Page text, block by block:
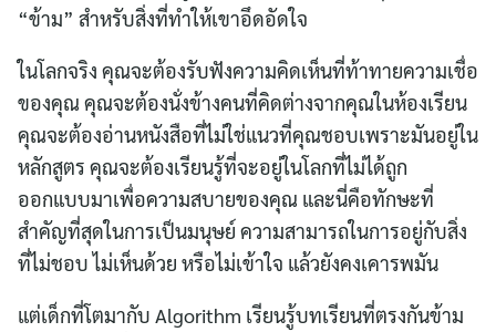
“ข้าม” สำหรับสิ่งที่ทำให้เขาอึดอัดใจ
ในโลกจริง คุณจะต้องรับฟังความคิดเห็นที่ท้าทายความเชื่อ
ของคุณ คุณจะต้องนั่งข้างคนที่คิดต่างจากคุณในห้องเรียน
คุณจะต้องอ่านหนังสือที่ไม่ใช่แนวที่คุณชอบเพราะมันอยู่ใน
หลักสูตร คุณจะต้องเรียนรู้ที่จะอยู่ในโลกที่ไม่ได้ถูก
ออกแบบมาเพื่อความสบายของคุณ และนี่คือทักษะที่
สำคัญที่สุดในการเป็นมนุษย์ ความสามารถในการอยู่กับสิ่ง
ที่ไม่ชอบ ไม่เห็นด้วย หรือไม่เข้าใจ แล้วยังคงเคารพมัน
แต่เด็กที่โตมากับ Algorithm เรียนรู้บทเรียนที่ตรงกันข้าม